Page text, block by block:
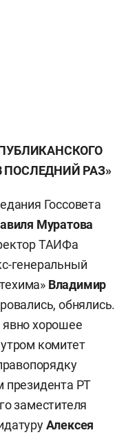
ПОСЛЕДНИЙ РАЗ»
Госсовета
Муратова
ТАИФа
генеральный
Владимир
обнялись.
хорошее
комитет
президента РТ
заместителя
Алексея